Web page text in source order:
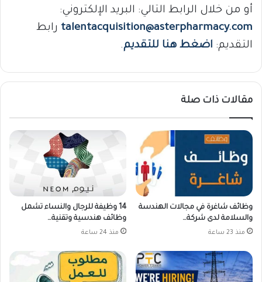
أو من خلال الرابط التالي: البريد الإلكتروني:
talentacquisition@asterpharmacy.com رابط
التقديم: اضغط هنا للتقديم.
مقالات ذات صلة
وظائف شاغرة في مجالات الهندسة
والسلامة لدى شركة…
منذ 23 ساعة
14 وظيفة للرجال والنساء تشمل
وظائف هندسية وتقنية…
منذ 24 ساعة